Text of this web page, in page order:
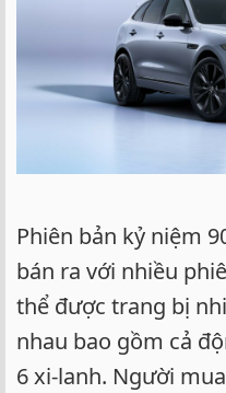
Phiên bản kỷ niệm
bán ra với nhiều
thể được trang bị
nhau bao gồm cả
6 xi-lanh. Người